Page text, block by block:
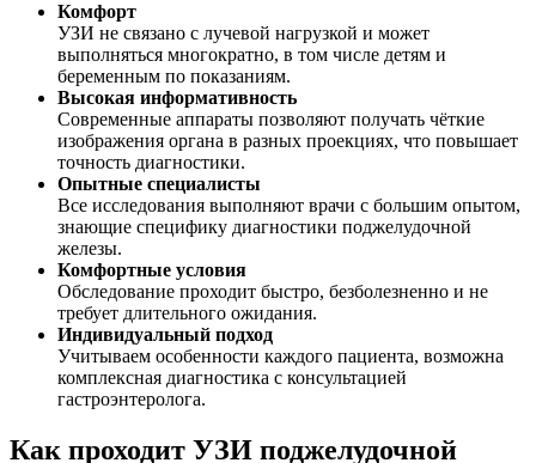
Комфорт
УЗИ не связано с лучевой нагрузкой и может
выполняться многократно, в том числе детям и
беременным по показаниям.
Высокая информативность
Современные аппараты позволяют получать чёткие
изображения органа в разных проекциях, что повышает
точность диагностики.
Опытные специалисты
Все исследования выполняют врачи с большим опытом,
знающие специфику диагностики поджелудочной
железы.
Комфортные условия
Обследование проходит быстро, безболезненно и не
требует длительного ожидания.
Индивидуальный подход
Учитываем особенности каждого пациента, возможна
комплексная диагностика с консультацией
гастроэнтеролога.
Как проходит УЗИ поджелудочной